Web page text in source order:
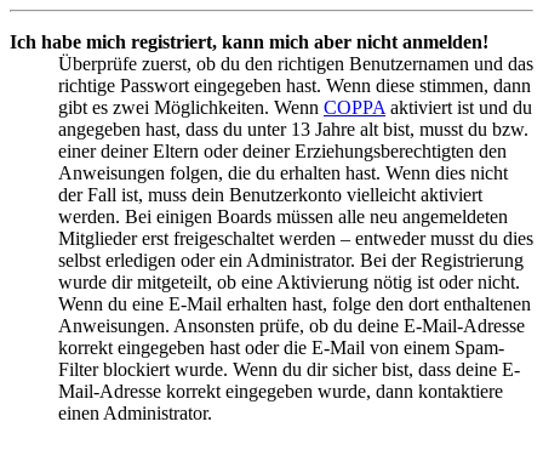
Ich habe mich registriert, kann mich aber nicht anmelden!
Überprüfe zuerst, ob du den richtigen Benutzernamen und das
richtige Passwort eingegeben hast. Wenn diese stimmen, dann
gibt es zwei Möglichkeiten. Wenn COPPA aktiviert ist und du
angegeben hast, dass du unter 13 Jahre alt bist, musst du bzw.
einer deiner Eltern oder deiner Erziehungsberechtigten den
Anweisungen folgen, die du erhalten hast. Wenn dies nicht
der Fall ist, muss dein Benutzerkonto vielleicht aktiviert
werden. Bei einigen Boards müssen alle neu angemeldeten
Mitglieder erst freigeschaltet werden – entweder musst du dies
selbst erledigen oder ein Administrator. Bei der Registrierung
wurde dir mitgeteilt, ob eine Aktivierung nötig ist oder nicht.
Wenn du eine E-Mail erhalten hast, folge den dort enthaltenen
Anweisungen. Ansonsten prüfe, ob du deine E-Mail-Adresse
korrekt eingegeben hast oder die E-Mail von einem Spam-
Filter blockiert wurde. Wenn du dir sicher bist, dass deine E-
Mail-Adresse korrekt eingegeben wurde, dann kontaktiere
einen Administrator.